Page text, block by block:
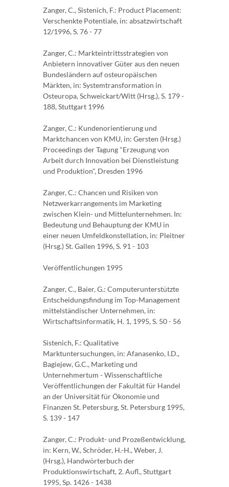
Zanger, C., Sistenich, F.: Product Placement:
Verschenkte Potentiale, in: absatzwirtschaft
12/1996, S. 76 - 77
Zanger, C.: Markteintrittsstrategien von
Anbietern innovativer Güter aus den neuen
Bundesländern auf osteuropäischen
Märkten, in: Systemtransformation in
Osteuropa, Schweickart/Witt (Hrsg.), S. 179 -
188, Stuttgart 1996
Zanger, C.: Kundenorientierung und
Marktchancen von KMU, in: Gersten (Hrsg.)
Proceedings der Tagung "Erzeugung von
Arbeit durch Innovation bei Dienstleistung
und Produktion", Dresden 1996
Zanger, C.: Chancen und Risiken von
Netzwerkarrangements im Marketing
zwischen Klein- und Mittelunternehmen. In:
Bedeutung und Behauptung der KMU in
einer neuen Umfeldkonstellation, in: Pleitner
(Hrsg.) St. Gallen 1996, S. 91 - 103
Veröffentlichungen 1995
Zanger, C., Baier, G.: Computerunterstützte
Entscheidungsfindung im Top-Management
mittelständischer Unternehmen, in:
Wirtschaftsinformatik, H. 1, 1995, S. 50 - 56
Sistenich, F.: Qualitative
Marktuntersuchungen, in: Afanasenko, I.D.,
Bagiejew, G.C., Marketing und
Unternehmertum - Wissenschaftliche
Veröffentlichungen der Fakultät für Handel
an der Universität für Ökonomie und
Finanzen St. Petersburg, St. Petersburg 1995,
S. 139 - 147
Zanger, C.: Produkt- und Prozeßentwicklung,
in: Kern, W., Schröder, H.-H., Weber, J.
(Hrsg.), Handwörterbuch der
Produktionswirtschaft, 2. Aufl., Stuttgart
1995, Sp. 1426 - 1438